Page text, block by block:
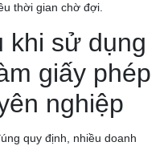
thời gian chờ đợi.
khi sử dụng
giấy phép
nghiệp
quy định, nhiều doanh